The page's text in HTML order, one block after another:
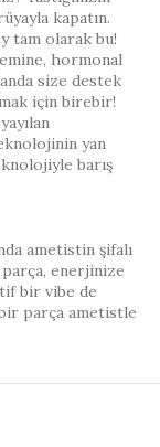
kapatın.
tam olarak bu!
hormonal
size destek
için birebir!
yan
barış
ametistin şifalı
enerjinize
bir vibe de
bir parça ametistle